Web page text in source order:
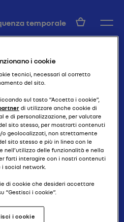
temporale IT
GRAND
i cookie
tecnici, necessari al corretto
del sito.
sul tasto “Accetta i cookie”,
di utilizzare anche cookie di
e di personalizzazione, per valutare
sito stesso, per mostrarti contenuti
o geolocalizzati, non strettamente
sito stesso e più in linea con le
nell’utilizzo delle funzionalità e nella
farti interagire con i nostri contenuti
social network.
di cookie che desideri accettare
“Gestisci i cookie”.
il pulsante posto in alto a destra,
accettare cookie diversi da quelli
i cookie